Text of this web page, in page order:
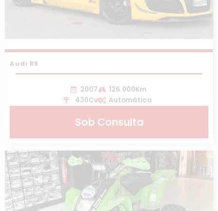
Audi R8
2007
126.000Km
430Cv
Automática
Sob Consulta